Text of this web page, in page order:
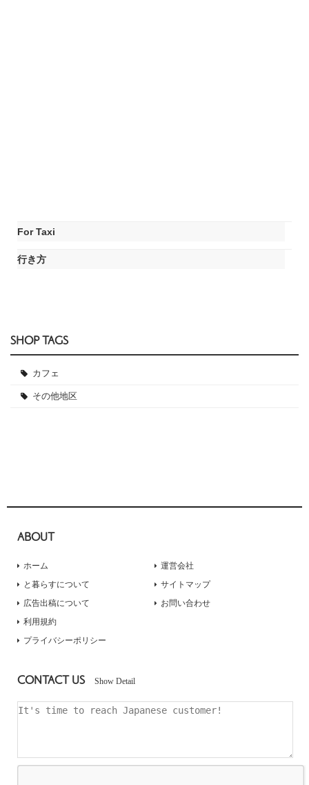
For Taxi
行き方
SHOP TAGS
カフェ
その他地区
ABOUT
ホーム
と暮らすについて
広告出稿について
運営会社
サイトマップ
お問い合わせ
利用規約
プライバシーポリシー
CONTACT US Show Detail